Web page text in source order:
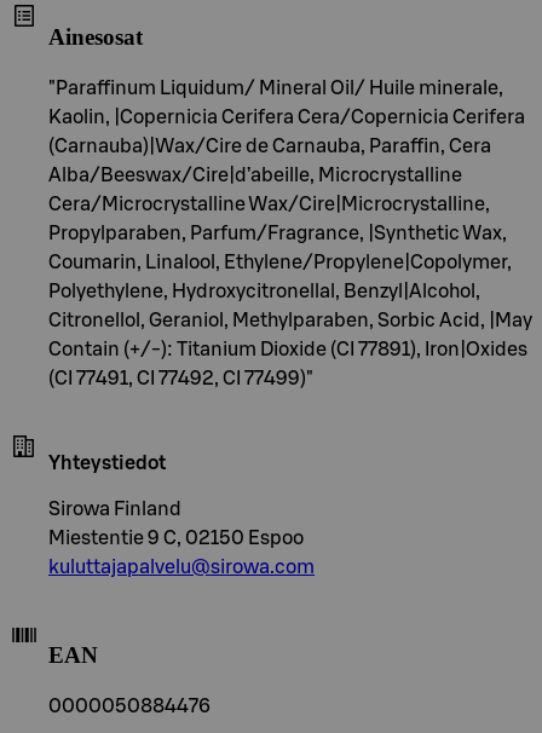
Ainesosat
"Paraffinum Liquidum/ Mineral Oil/ Huile minerale,
Kaolin, |Copernicia Cerifera Cera/Copernicia Cerifera
(Carnauba)|Wax/Cire de Carnauba, Paraffin, Cera
Alba/Beeswax/Cire|d’abeille, Microcrystalline
Cera/Microcrystalline Wax/Cire|Microcrystalline,
Propylparaben, Parfum/Fragrance, |Synthetic Wax,
Coumarin, Linalool, Ethylene/Propylene|Copolymer,
Polyethylene, Hydroxycitronellal, Benzyl|Alcohol,
Citronellol, Geraniol, Methylparaben, Sorbic Acid, |May
Contain (+/-): Titanium Dioxide (CI 77891), Iron|Oxides
(CI 77491, CI 77492, CI 77499)"
Yhteystiedot
Sirowa Finland
Miestentie 9 C, 02150 Espoo
kuluttajapalvelu@sirowa.com
EAN
0000050884476